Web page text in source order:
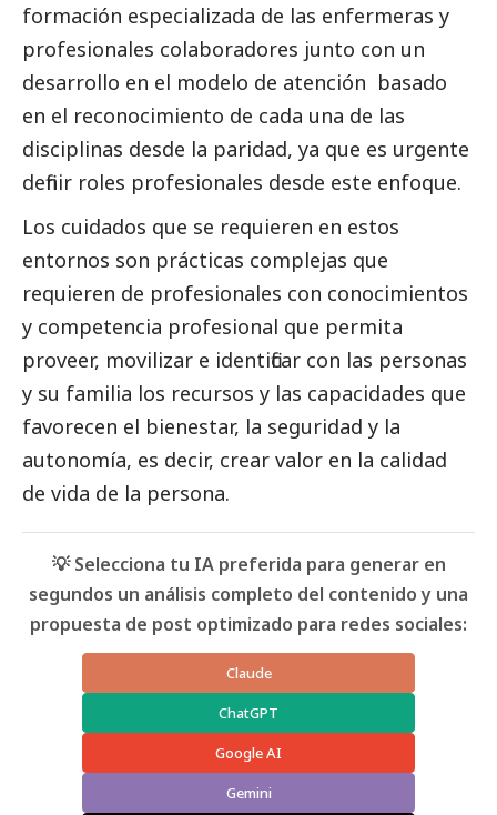
formación especializada de las enfermeras y
profesionales colaboradores junto con un
desarrollo en el modelo de atención basado
en el reconocimiento de cada una de las
disciplinas desde la paridad, ya que es urgente
definir roles profesionales desde este enfoque.
Los cuidados que se requieren en estos
entornos son prácticas complejas que
requieren de profesionales con conocimientos
y competencia profesional que permita
proveer, movilizar e identificar con las personas
y su familia los recursos y las capacidades que
favorecen el bienestar, la seguridad y la
autonomía, es decir, crear valor en la calidad
de vida de la persona.
💡 Selecciona tu IA preferida para generar en
segundos un análisis completo del contenido y una
propuesta de post optimizado para redes sociales:
Claude
ChatGPT
Google AI
Gemini